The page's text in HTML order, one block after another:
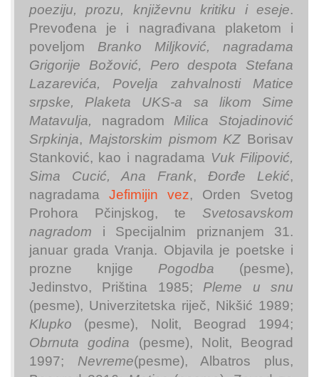
poeziju, prozu, književnu kritiku i eseje.
Prevođena je i nagrađivana plaketom i
poveljom Branko Miljković, nagradama
Grigorije Božović, Pero despota Stefana
Lazarevića, Povelja zahvalnosti Matice
srpske, Plaketa UKS-a sa likom Sime
Matavulja, nagradom Milica Stojadinović
Srpkinja, Majstorskim pismom KZ Borisav
Stanković, kao i nagradama Vuk Filipović,
Sima Cucić, Ana Frank, Đorđe Lekić,
nagradama Jefimijin vez, Orden Svetog
Prohora Pčinjskog, te Svetosavskom
nagradom i Specijalnim priznanjem 31.
januar grada Vranja. Objavila je poetske i
prozne knjige Pogodba (pesme),
Jedinstvo, Priština 1985; Pleme u snu
(pesme), Univerzitetska riječ, Nikšić 1989;
Klupko (pesme), Nolit, Beograd 1994;
Obrnuta godina (pesme), Nolit, Beograd
1997; Nevreme(pesme), Albatros plus,